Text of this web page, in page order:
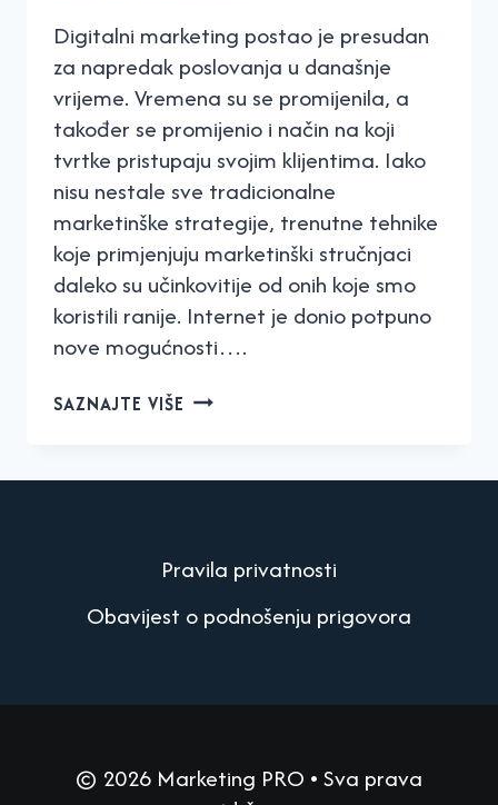
Digitalni marketing postao je presudan
za napredak poslovanja u današnje
vrijeme. Vremena su se promijenila, a
također se promijenio i način na koji
tvrtke pristupaju svojim klijentima. Iako
nisu nestale sve tradicionalne
marketinške strategije, trenutne tehnike
koje primjenjuju marketinški stručnjaci
daleko su učinkovitije od onih koje smo
koristili ranije. Internet je donio potpuno
nove mogućnosti….
SAZNAJTE VIŠE ZAŠTO
POSLOVANJE?
Pravila privatnosti
Obavijest o podnošenju prigovora
© 2026 Marketing PRO • Sva prava